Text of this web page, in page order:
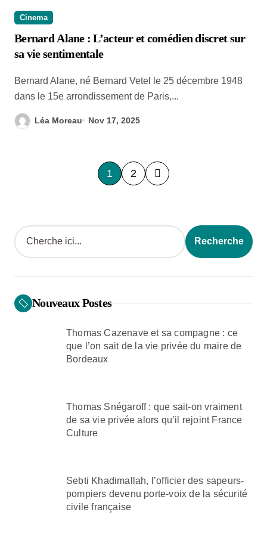
Cinema
Bernard Alane : L’acteur et comédien discret sur
sa vie sentimentale
Bernard Alane, né Bernard Vetel le 25 décembre 1948
dans le 15e arrondissement de Paris,...
Léa Moreau Nov 17, 2025
P
t
g
i
n
a
i
o
1 2
Recherche
Nouveaux Postes
Thomas Cazenave et sa compagne : ce
que l’on sait de la vie privée du maire de
Bordeaux
Thomas Snégaroff : que sait-on vraiment
de sa vie privée alors qu’il rejoint France
Culture
Sebti Khadimallah, l’officier des sapeurs-
pompiers devenu porte-voix de la sécurité
civile française